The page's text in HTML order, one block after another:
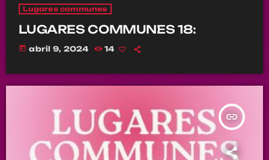
Lugares communes
LUGARES COMMUNES 18:
today abril 9, 2024 14
insert_link